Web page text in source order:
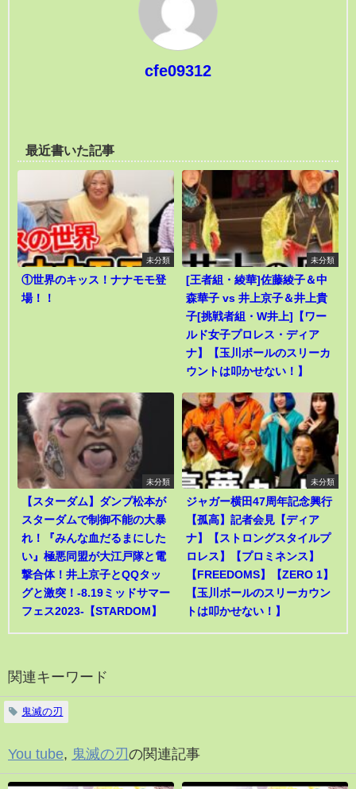
cfe09312
最近書いた記事
未分類
①世界のキッス！ナナモモ登
場！！
未分類
[王者組・綾華]佐藤綾子＆中
森華子 vs 井上京子＆井上貴
子[挑戦者組・W井上]【ワー
ルド女子プロレス・ディア
ナ】【玉川ボールのスリーカ
ウントは叩かせない！】
未分類
【スターダム】ダンプ松本が
スターダムで制御不能の大暴
れ！『みんな血だるまにした
い』極悪同盟が大江戸隊と電
撃合体！井上京子とQQタッ
グと激突！-8.19ミッドサマー
フェス2023-【STARDOM】
未分類
ジャガー横田47周年記念興行
【孤高】記者会見【ディア
ナ】【ストロングスタイルプ
ロレス】【プロミネンス】
【FREEDOMS】【ZERO 1】
【玉川ボールのスリーカウン
トは叩かせない！】
関連キーワード
鬼滅の刃
You tube, 鬼滅の刃の関連記事